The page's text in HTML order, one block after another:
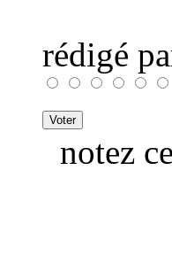
rédigé
notez